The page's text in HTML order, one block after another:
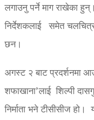
लगाउनु पर्ने माग राखेका
निर्देशकलाई समेत
छन।
अगस्ट २ बाट प्रदर्शनमा
शफाखाना’लाई शिल्पी
निर्माता भने टीसीसीज